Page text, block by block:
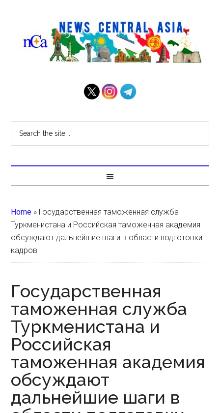
Home » Государственная таможенная служба
Туркменистана и Российская таможенная академия
обсуждают дальнейшие шаги в области подготовки
кадров
Государственная
таможенная служба
Туркменистана и
Российская
таможенная академия
обсуждают
дальнейшие шаги в